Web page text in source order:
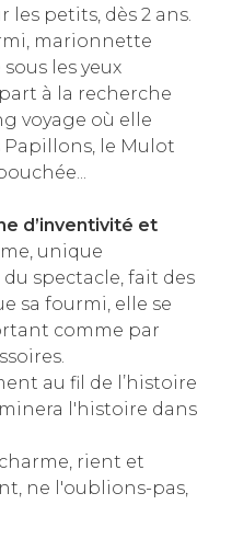
petits, dès 2 ans.
marionnette
les yeux
à la recherche
voyage où elle
Papillons, le Mulot
d’inventivité et
unique
spectacle, fait des
sa fourmi, elle se
comme par
au fil de l’histoire
l'histoire dans
rient et
ne l'oublions-pas,